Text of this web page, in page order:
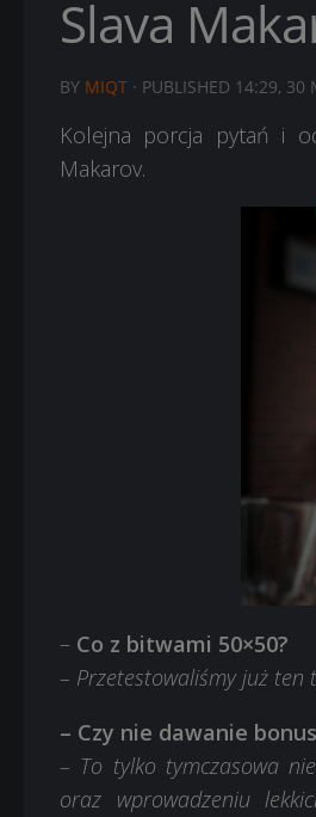
Slava
BY MIQT · PUBLISHED 14:29, 30
Kolejna porcja pytań i
Makarov.
– Co z bitwami 50×50?
– Przetestowaliśmy już ten
– Czy nie dawanie
– To tylko tymczasowa
oraz wprowadzeniu